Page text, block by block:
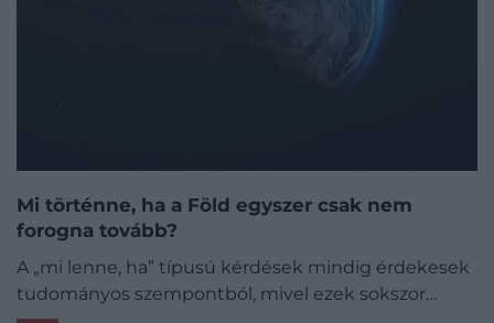
Mi történne, ha a Föld egyszer csak nem
forogna tovább?
A „mi lenne, ha” típusú kérdések mindig érdekesek
tudományos szempontból, mivel ezek sokszor…